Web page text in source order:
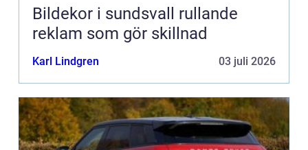
Bildekor i sundsvall rullande
reklam som gör skillnad
Karl Lindgren 03 juli 2026